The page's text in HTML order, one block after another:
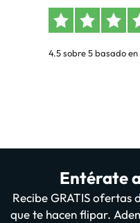
4.5 sobre 5 basado en
Entérate
Recibe GRATIS ofertas
que te hacen flipar.